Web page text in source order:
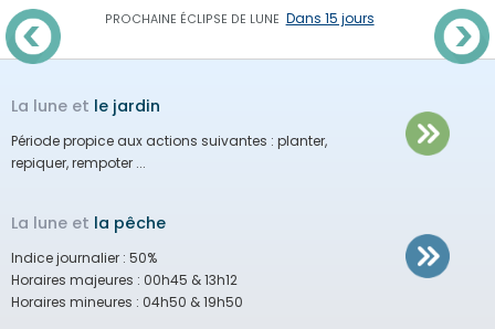
PROCHAINE ÉCLIPSE DE LUNE Dans 15 jours
La lune et le jardin
Période propice aux actions suivantes : planter,
repiquer, rempoter ...
La lune et la pêche
Indice journalier : 50%
Horaires majeures : 00h45 & 13h12
Horaires mineures : 04h50 & 19h50